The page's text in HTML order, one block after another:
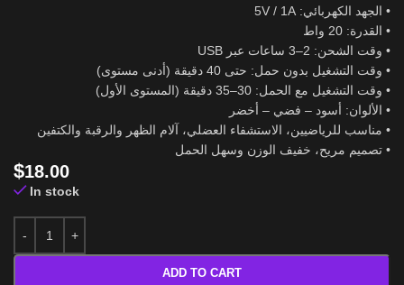
• الجهد الكهربائي: 5V / 1A
• القدرة: 20 واط
• وقت الشحن: 2–3 ساعات عبر USB
• وقت التشغيل بدون حمل: حتى 40 دقيقة (أدنى مستوى)
• وقت التشغيل مع الحمل: 30–35 دقيقة (المستوى الأول)
• الألوان: أسود – فضي – أخضر
• مناسب للرياضيين، الاستشفاء العضلي، آلام الظهر والرقبة والكتفين
• تصميم مريح، خفيف الوزن وسهل الحمل
$18.00
In stock
ADD TO CART